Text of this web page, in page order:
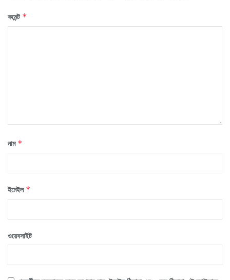
কমেন্ট *
নাম *
ইমেইল *
ওয়েবসাইট